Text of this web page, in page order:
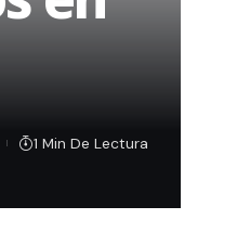
1 Min De Lectura